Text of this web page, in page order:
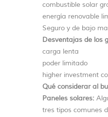
combustible solar
energía renovable
Seguro y de bajo
Desventajas de los
carga lenta
poder limitado
higher investment
Qué considerar al
Paneles solares:
tres tipos comunes